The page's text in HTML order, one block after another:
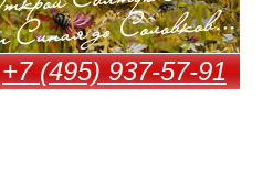
+7 (495) 937-57-91